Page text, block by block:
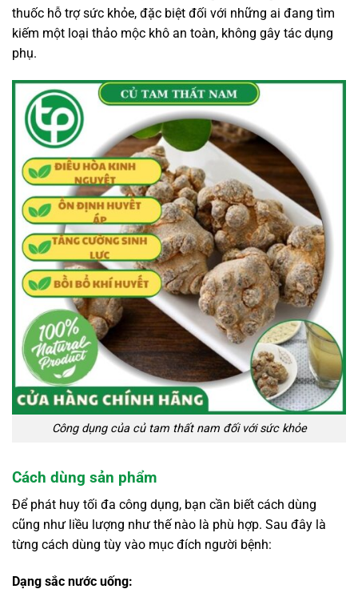
thuốc hỗ trợ sức khỏe, đặc biệt đối với những ai đang tìm
kiếm một loại thảo mộc khô an toàn, không gây tác dụng
phụ.
Công dụng của củ tam thất nam đối với sức khỏe
Cách dùng sản phẩm
Để phát huy tối đa công dụng, bạn cần biết cách dùng
cũng như liều lượng như thế nào là phù hợp. Sau đây là
từng cách dùng tùy vào mục đích người bệnh:
Dạng sắc nước uống: